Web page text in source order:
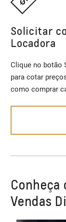
Solicitar
Locadora
Clique no botão
para cotar
como comprar
Vendas